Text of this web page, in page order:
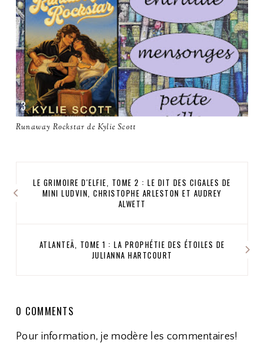
Runaway Rockstar de Kylie Scott
LE GRIMOIRE D'ELFIE, TOME 2 : LE DIT DES CIGALES DE
MINI LUDVIN, CHRISTOPHE ARLESTON ET AUDREY
ALWETT
ATLANTEÄ, TOME 1 : LA PROPHÉTIE DES ÉTOILES DE
JULIANNA HARTCOURT
0 COMMENTS
Pour information, je modère les commentaires!